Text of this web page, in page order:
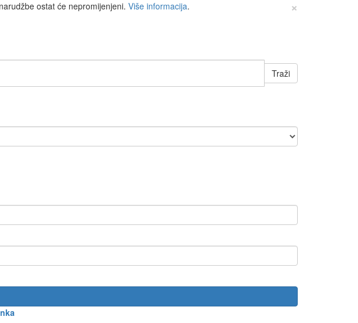
ostat će nepromijenjeni. Više informacija. ×
Traži